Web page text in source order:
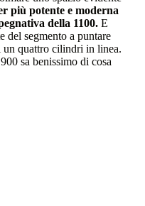
più potente e moderna
della 1100. E
del segmento a puntare
un quattro cilindri in linea.
sa benissimo di cosa